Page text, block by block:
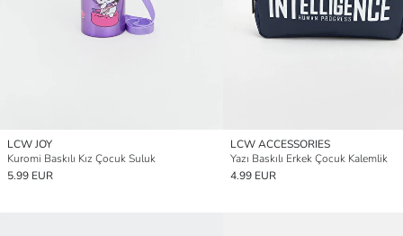
LCW JOY
Kuromi Baskılı Kız Çocuk Suluk
5.99 EUR
LCW ACCESSORIES
Yazı Baskılı Erkek Çocuk Kalemlik
4.99 EUR